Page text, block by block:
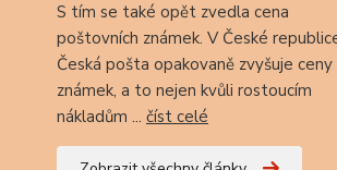
S tím se také opět zvedla cena
poštovních známek. V České
Česká pošta opakovaně zvyšuje ceny
známek, a to nejen kvůli rostoucím
nákladům ... číst celé